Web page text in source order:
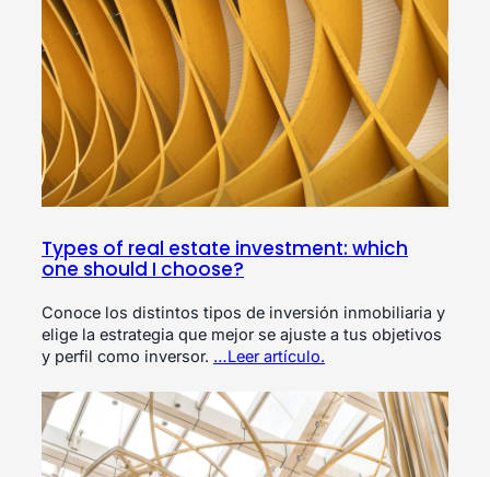
Types of real estate investment: which
one should I choose?
Conoce los distintos tipos de inversión inmobiliaria y
elige la estrategia que mejor se ajuste a tus objetivos
y perfil como inversor. …Leer artículo.